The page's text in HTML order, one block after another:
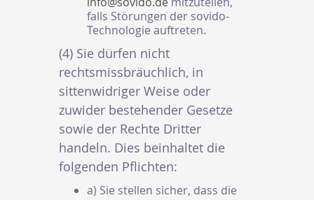
falls Störungen der sovido-
Technologie auftreten.
(4) Sie dürfen nicht
rechtsmissbräuchlich, in
sittenwidriger Weise oder
zuwider bestehender Gesetze
sowie der Rechte Dritter
handeln. Dies beinhaltet die
folgenden Pflichten:
a) Sie stellen sicher, dass die